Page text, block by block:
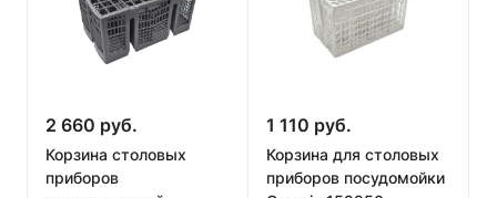
2 660 руб.
Корзина столовых
приборов
1 110 руб.
Корзина для столовых
приборов посудомойки